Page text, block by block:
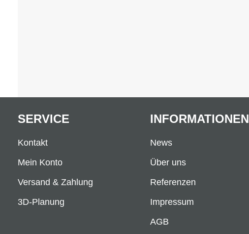
SERVICE
Kontakt
Mein Konto
Versand & Zahlung
3D-Planung
INFORMATIONEN
News
Über uns
Referenzen
Impressum
AGB